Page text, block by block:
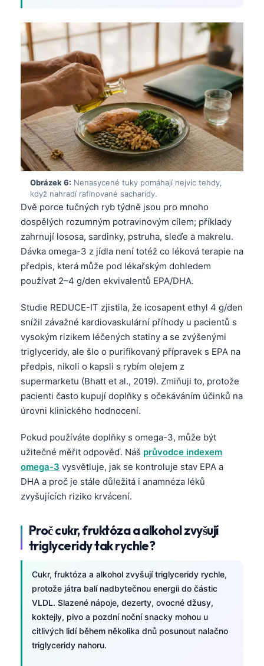
Obrázek 6: Nenasycené tuky pomáhají nejvíc tehdy,
když nahradí rafinované sacharidy.
Dvě porce tučných ryb týdně jsou pro mnoho
dospělých rozumným potravinovým cílem; příklady
zahrnují lososa, sardinky, pstruha, sleďe a makrelu.
Dávka omega-3 z jídla není totéž co léková terapie na
předpis, která může pod lékařským dohledem
používat 2–4 g/den ekvivalentů EPA/DHA.
Studie REDUCE-IT zjistila, že icosapent ethyl 4 g/den
snížil závažné kardiovaskulární příhody u pacientů s
vysokým rizikem léčených statiny a se zvýšenými
triglyceridy, ale šlo o purifikovaný přípravek s EPA na
předpis, nikoli o kapsli s rybím olejem z
supermarketu (Bhatt et al., 2019). Zmiňuji to, protože
pacienti často kupují doplňky s očekáváním účinků na
úrovni klinického hodnocení.
Pokud používáte doplňky s omega-3, může být
užitečné měřit odpověď. Náš průvodce indexem
omega-3 vysvětluje, jak se kontroluje stav EPA a
DHA a proč je stále důležitá i anamnéza léků
zvyšujících riziko krvácení.
Proč cukr, fruktóza a alkohol zvyšují
triglyceridy tak rychle?
Cukr, fruktóza a alkohol zvyšují triglyceridy rychle,
protože játra balí nadbytečnou energii do částic
VLDL. Slazené nápoje, dezerty, ovocné džusy,
koktejly, pivo a pozdní noční snacky mohou u
citlivých lidí během několika dnů posunout nalačno
triglyceridy nahoru.
ئۇيغۇرچە
Кыргызча
Татар теле
Беларуская мова
Frysk
Norsk bokmål